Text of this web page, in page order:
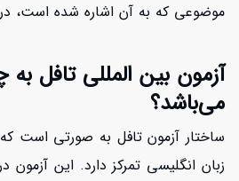
موضوعی که به آن اشاره شده است، در
آزمون بین المللی تافل
می‌باشد؟
ساختار آزمون تافل به صورتی است